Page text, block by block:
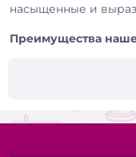
насыщенные и
Преимущества
высокой
временем.